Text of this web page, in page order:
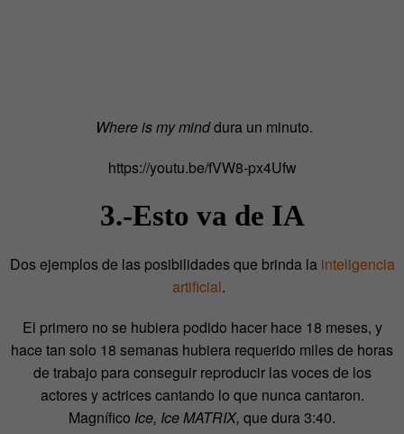
Where is my minddura un minuto.
https://youtu.be/fVW8-px4Ufw
3.-Esto va de IA
Dos ejemplos de las posibilidades que brinda la inteligencia
artificial.
El primero no se hubiera podido hacer hace 18 meses, y
hace tan solo 18 semanas hubiera requerido miles de horas
de trabajo para conseguir reproducir las voces de los
actores y actrices cantando lo que nunca cantaron.
Magnífico Ice, Ice MATRIX, que dura 3:40.